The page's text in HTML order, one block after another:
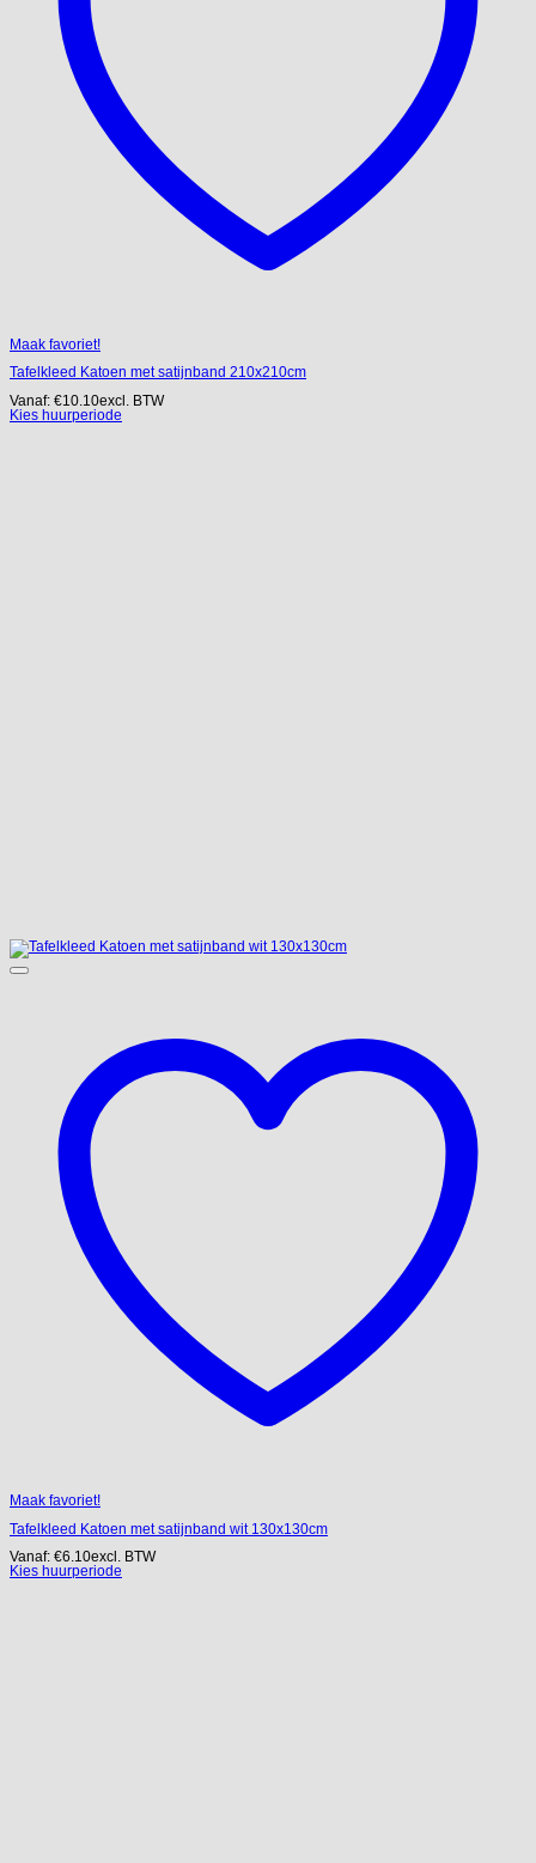
Maak favoriet!
Tafelkleed Katoen met satijnband 210x210cm
Vanaf: €10.10excl. BTW
Kies huurperiode
Maak favoriet!
Tafelkleed Katoen met satijnband wit 130x130cm
Vanaf: €6.10excl. BTW
Kies huurperiode